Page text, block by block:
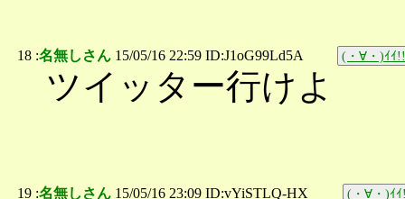
18 :名無しさん 15/05/16 22:59 ID:J1oG99Ld5A (・∀・)ｲｲ!!
ツイッター行けよ
19 :名無しさん 15/05/16 23:09 ID:vYiSTLQ-HX (・∀・)ｲ